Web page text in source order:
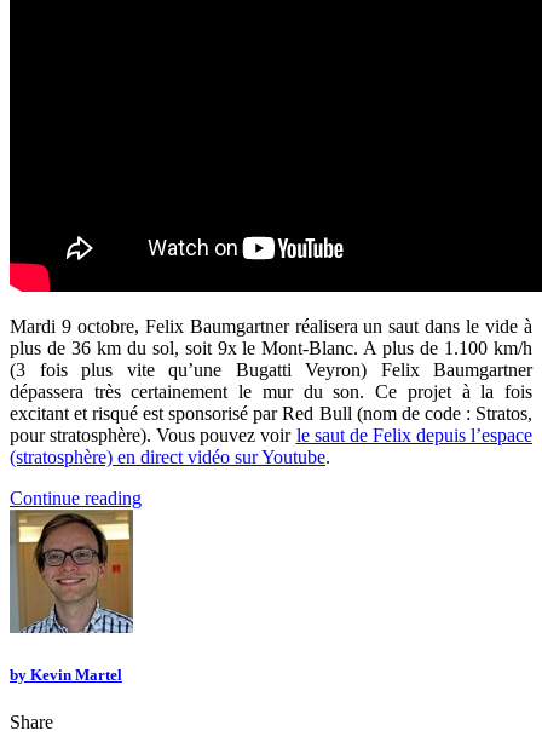
Mardi 9 octobre, Felix Baumgartner réalisera un saut dans le vide à
plus de 36 km du sol, soit 9x le Mont-Blanc. A plus de 1.100 km/h
(3 fois plus vite qu’une Bugatti Veyron) Felix Baumgartner
dépassera très certainement le mur du son. Ce projet à la fois
excitant et risqué est sponsorisé par Red Bull (nom de code : Stratos,
pour stratosphère). Vous pouvez voir le saut de Felix depuis l’espace
(stratosphère) en direct vidéo sur Youtube.
Continue reading
by Kevin Martel
Share